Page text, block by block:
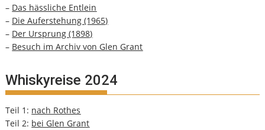
– Das hässliche Entlein
– Die Auferstehung (1965)
– Der Ursprung (1898)
– Besuch im Archiv von Glen Grant
Whiskyreise 2024
Teil 1: nach Rothes
Teil 2: bei Glen Grant